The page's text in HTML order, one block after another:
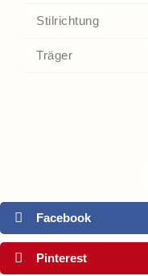
Stilrichtung
Träger
Facebook
Pinterest